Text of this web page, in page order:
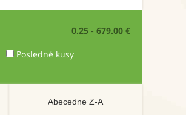
0.25 - 679.00 €
Posledné kusy
Abecedne Z-A